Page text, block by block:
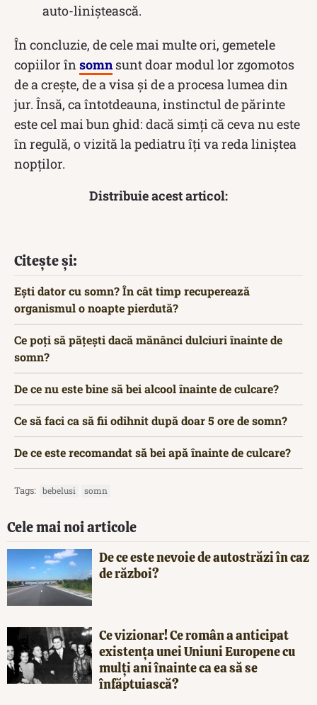
auto-liniștească.
În concluzie, de cele mai multe ori, gemetele
copiilor în somnsunt doar modul lor zgomotos
de a crește, de a visa și de a procesa lumea din
jur. Însă, ca întotdeauna, instinctul de părinte
este cel mai bun ghid: dacă simți că ceva nu este
în regulă, o vizită la pediatru îți va reda liniștea
nopților.
Distribuie acest articol:
Citește și:
Ești dator cu somn? În cât timp recuperează
organismul o noapte pierdută?
Ce poți să pățești dacă mănânci dulciuri înainte de
somn?
De ce nu este bine să bei alcool înainte de culcare?
Ce să faci ca să fii odihnit după doar 5 ore de somn?
De ce este recomandat să bei apă înainte de culcare?
Tags: bebelusi somn
Cele mai noi articole
De ce este nevoie de autostrăzi în caz
de război?
Ce vizionar! Ce român a anticipat
existența unei Uniuni Europene cu
mulți ani înainte ca ea să se
înfăptuiască?